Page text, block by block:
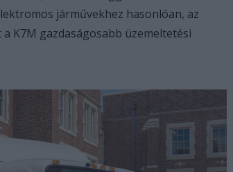
járművekhez hasonlóan, az
K7M gazdaságosabb üzemeltetési